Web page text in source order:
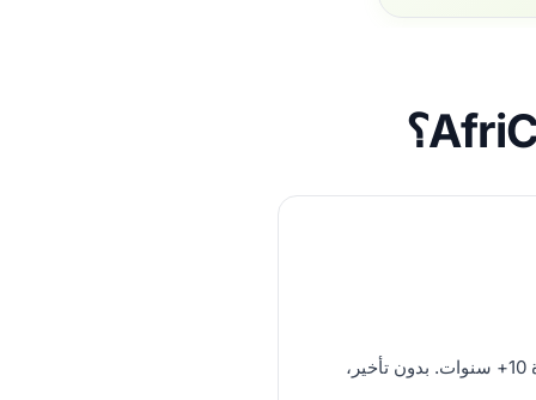
VoIP بمستوى المشغلين، خبرة 10+ سنوات. بدون تأخير،